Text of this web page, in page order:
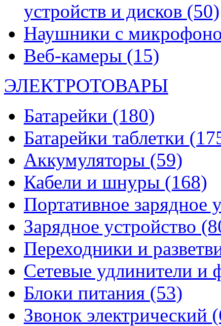
устройств и дисков (50)
Наушники с
Веб-камеры (15)
ЭЛЕКТРОТОВАРЫ
Батарейки (180)
Батарейки таблетки
Аккумуляторы (59)
Кабели и шнуры (168)
Портативное зарядное
Зарядное устройство
Переходники и
Сетевые удлинители и
Блоки питания (53)
Звонок электрический